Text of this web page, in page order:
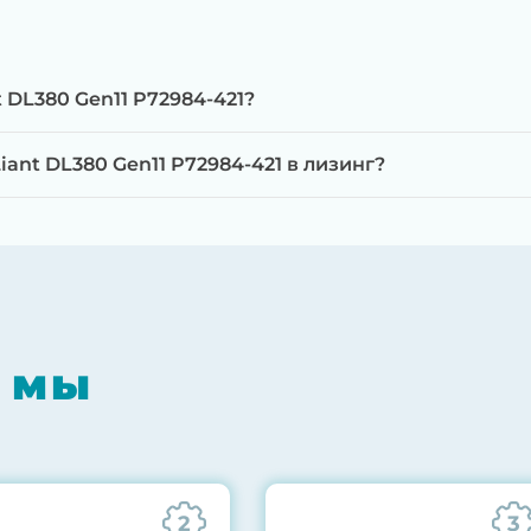
на специализированном оборудовании с
нагрузкой в течение 72 часов для проверки
Gen11 P72984-421?
DL380 Gen11 P72984-421 в лизинг?
мы
2 3